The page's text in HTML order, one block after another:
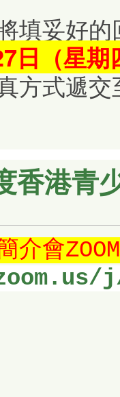
填妥好
日（星
方式遞
香港青
介會
j/